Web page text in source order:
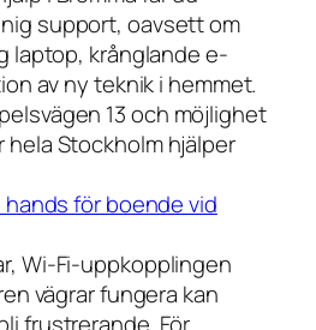
support, oavsett om
laptop, krånglande e-
av ny teknik i hemmet.
13 och möjlighet
Stockholm hjälper
för boende vid
Wi-Fi-uppkopplingen
vägrar fungera kan